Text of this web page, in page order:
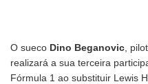
O sueco Dino Beganovic ,
realizará a sua terceira
Fórmula 1 ao substituir Lewis